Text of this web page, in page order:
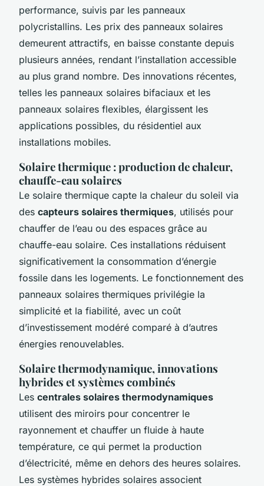
performance, suivis par les panneaux
polycristallins. Les prix des panneaux solaires
demeurent attractifs, en baisse constante depuis
plusieurs années, rendant l’installation accessible
au plus grand nombre. Des innovations récentes,
telles les panneaux solaires bifaciaux et les
panneaux solaires flexibles, élargissent les
applications possibles, du résidentiel aux
installations mobiles.
Solaire thermique : production de chaleur,
chauffe-eau solaires
Le solaire thermique capte la chaleur du soleil via
des capteurs solaires thermiques, utilisés pour
chauffer de l’eau ou des espaces grâce au
chauffe-eau solaire. Ces installations réduisent
significativement la consommation d’énergie
fossile dans les logements. Le fonctionnement des
panneaux solaires thermiques privilégie la
simplicité et la fiabilité, avec un coût
d’investissement modéré comparé à d’autres
énergies renouvelables.
Solaire thermodynamique, innovations
hybrides et systèmes combinés
Les centrales solaires thermodynamiques
utilisent des miroirs pour concentrer le
rayonnement et chauffer un fluide à haute
température, ce qui permet la production
d’électricité, même en dehors des heures solaires.
Les systèmes hybrides solaires associent